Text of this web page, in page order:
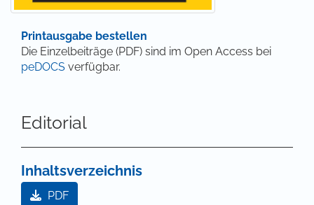
Printausgabe bestellen
Die Einzelbeiträge (PDF) sind im Open Access bei
peDOCS verfügbar.
Editorial
Inhaltsverzeichnis
PDF